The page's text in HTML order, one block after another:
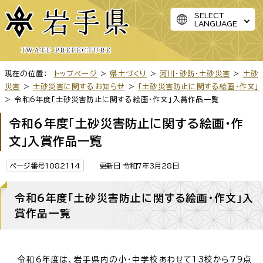
SELECT
LANGUAGE
現在の位置： トップページ > 県土づくり >河川・砂防・土砂災害 >
土砂
災害
> 土砂災害に関するお知らせ >
「土砂災害防止に関する絵画・作文」
> 令和6年度「土砂災害防止に関する絵画・作文」入賞作品一覧
令和6年度「土砂災害防止に関する絵画・作
文」入賞作品一覧
ページ番号1082114 更新日 令和7年3月28日
令和6年度「土砂災害防止に関する絵画・作文」入
賞作品一覧
令和6年度は、岩手県内の小・中学校あわせて13校から79点